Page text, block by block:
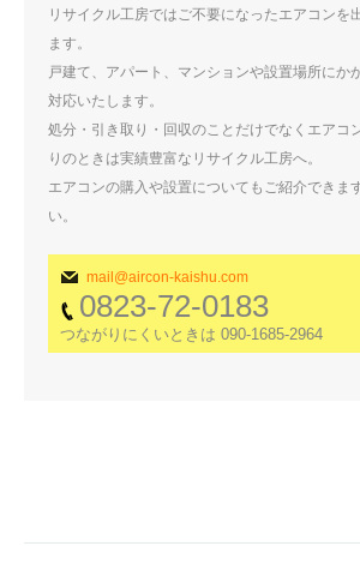
リサイクル工房ではご不要になったエアコンを
ます。
戸建て、アパート、マンションや設置場所にか
対応いたします。
処分・引き取り・回収のことだけでなくエアコ
りのときは実績豊富なリサイクル工房へ。
エアコンの購入や設置についてもご紹介できま
い。
mail@aircon-kaishu.com
0823-72-0183
つながりにくいときは 090-1685-2964